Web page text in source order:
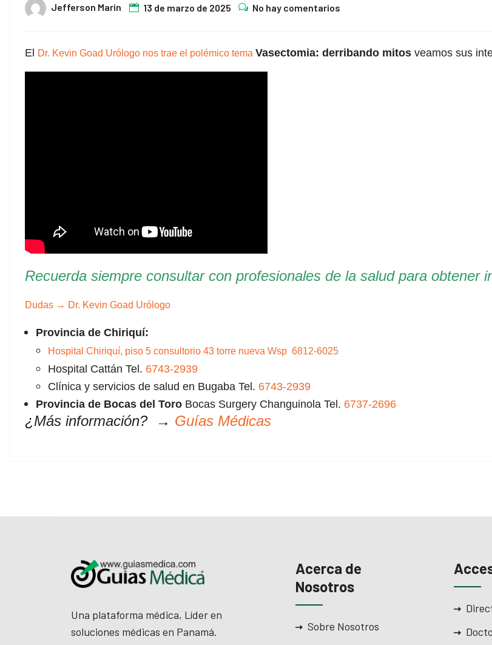
Jefferson Marin 13 de marzo de 2025 No hay comentarios
El Dr. Kevin Goad Urólogo nos trae el polémico tema Vasectomia: derribando mitos veamos sus
Recuerda siempre consultar con profesionales de la salud para obtener
Dudas → Dr. Kevin Goad Urólogo
Provincia de Chiriquí:
Hospital Chiriquí, piso 5 consultorio 43 torre nueva Wsp 6812-6025
Hospital Cattán Tel. 6743-2939
Clínica y servicios de salud en Bugaba Tel. 6743-2939
Provincia de Bocas del Toro Bocas Surgery Changuinola Tel. 6737-2696
¿Más información? → Guías Médicas
Una plataforma médica, Líder en
soluciones médicas en Panamá.
Acerca de
Nosotros
Sobre Nosotros